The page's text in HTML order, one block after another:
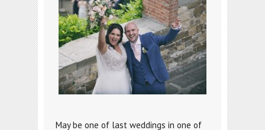
May be one of last weddings in one of